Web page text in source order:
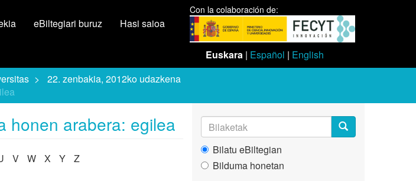
Con la colaboración de:
Euskara | Español | English
eBiltegiari buruz Hasi saioa
22. zenbakia, 2012ko udazkena
honen arabera: egilea
V W X Y Z
Bilatu eBiltegian
Bilduma honetan